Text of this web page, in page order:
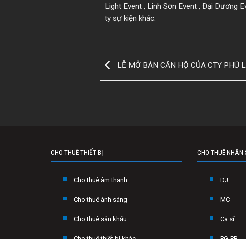
Light Event , Linh Sơn Event , Đại Dương
ty sự kiện khác.
LỄ MỞ BÁN CĂN HỘ CỦA CTY PHÚ
CHO THUÊ THIẾT BỊ
Cho thuê âm thanh
Cho thuê ánh sáng
Cho thuê sân khấu
CHO THUÊ NHÂN
DJ
MC
Ca sĩ